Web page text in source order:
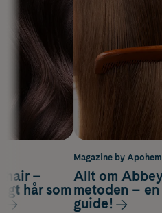
hair –
hår som
Magazine by Apohem
Allt om
metoden –
guide!